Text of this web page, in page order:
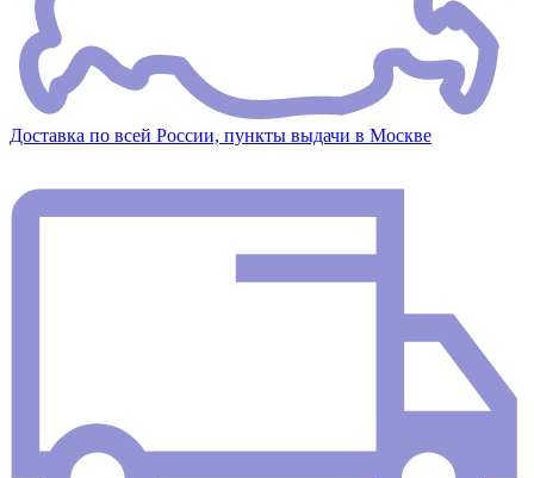
Доставка по всей России, пункты выдачи в Москве